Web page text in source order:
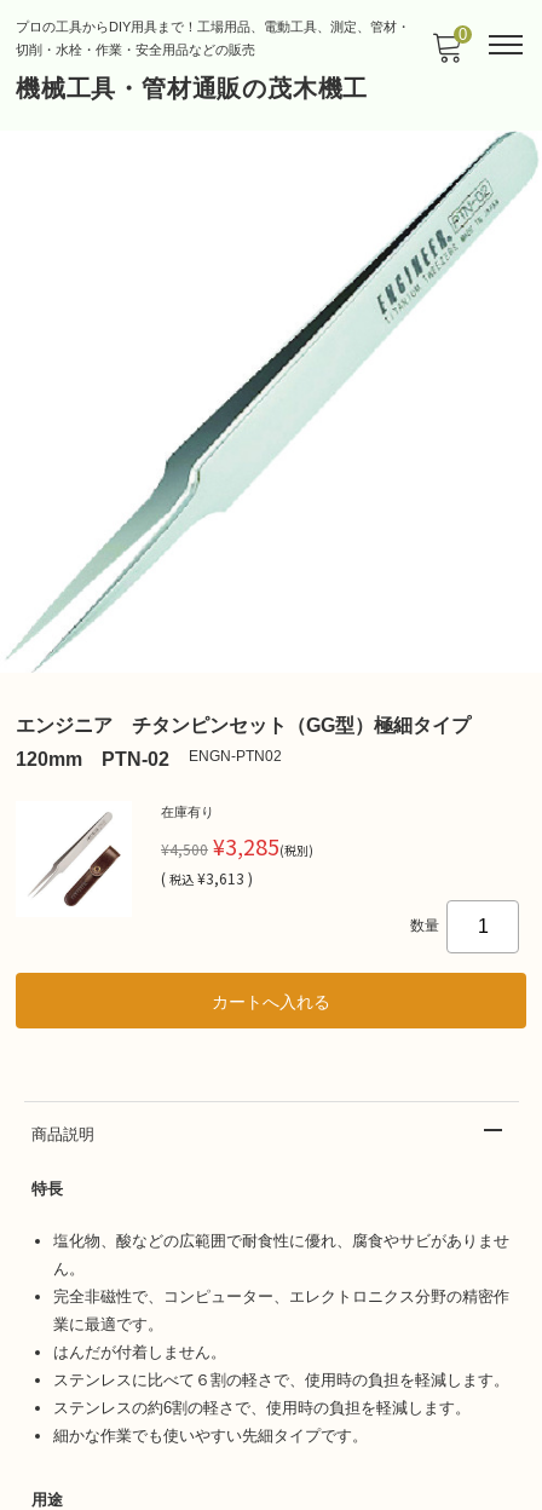
プロの工具からDIY用具まで！工場用品、電動工具、測定、管材・
切削・水栓・作業・安全用品などの販売
機械工具・管材通販の茂木機工
0
エンジニア チタンピンセット（GG型）極細タイプ
120mm PTN-02
ENGN-PTN02
在庫有り
¥4,500 ¥3,285(税別)
( 税込 ¥3,613 )
数量
商品説明
特長
塩化物、酸などの広範囲で耐食性に優れ、腐食やサビがありませ
ん。
完全非磁性で、コンピューター、エレクトロニクス分野の精密作
業に最適です。
はんだが付着しません。
ステンレスに比べて６割の軽さで、使用時の負担を軽減します。
ステンレスの約6割の軽さで、使用時の負担を軽減します。
細かな作業でも使いやすい先細タイプです。
用途